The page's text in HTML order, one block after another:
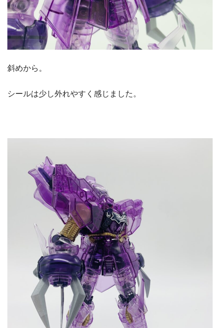
斜めから。
シールは少し外れやすく感じました。